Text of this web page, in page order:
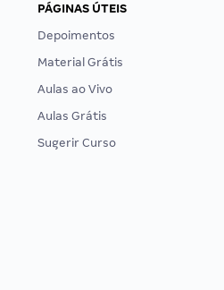
PÁGINAS ÚTEIS
Depoimentos
Material Grátis
Aulas ao Vivo
Aulas Grátis
Sugerir Curso